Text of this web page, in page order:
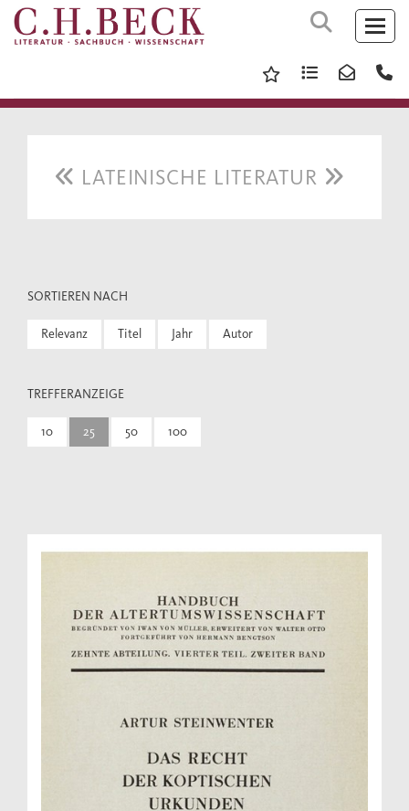
LATEINISCHE LITERATUR
SORTIEREN NACH
Relevanz Titel Jahr Autor
TREFFERANZEIGE
10 25 50 100